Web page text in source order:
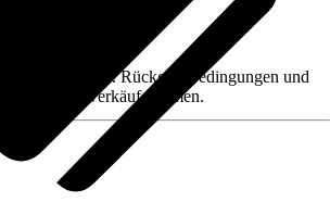
wie z. B. Rückgabebedingungen und
auf den Verkäufernamen.